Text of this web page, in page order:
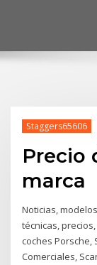
Staggers65606
Precio
marca
Noticias,
técnicas,
coches Porsche,
Comerciales,